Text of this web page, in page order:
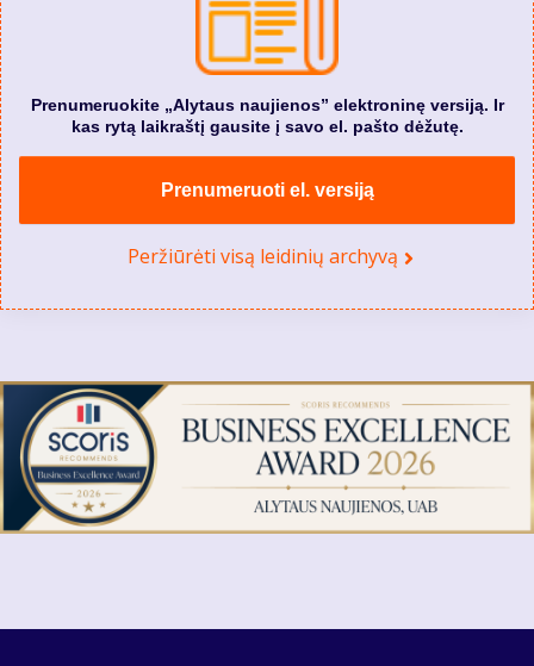
Prenumeruokite „Alytaus naujienos” elektroninę versiją. Ir
kas rytą laikraštį gausite į savo el. pašto dėžutę.
Prenumeruoti el. versiją
Peržiūrėti visą leidinių archyvą